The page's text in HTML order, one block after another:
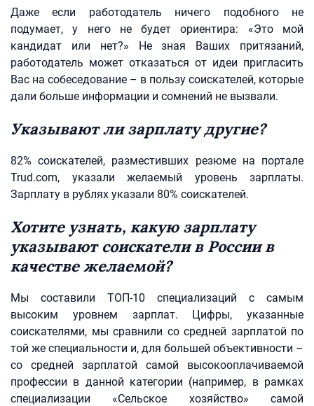
Даже если работодатель ничего подобного не
подумает, у него не будет ориентира: «Это мой
кандидат или нет?» Не зная Ваших притязаний,
работодатель может отказаться от идеи пригласить
Вас на собеседование – в пользу соискателей, которые
дали больше информации и сомнений не вызвали.
Указывают ли зарплату другие?
82% соискателей, разместивших резюме на портале
Trud.com, указали желаемый уровень зарплаты.
Зарплату в рублях указали 80% соискателей.
Хотите узнать, какую зарплату
указывают соискатели в России в
качестве желаемой?
Мы составили ТОП-10 специализаций с самым
высоким уровнем зарплат. Цифры, указанные
соискателями, мы сравнили со средней зарплатой по
той же специальности и, для большей объективности –
со средней зарплатой самой высокооплачиваемой
профессии в данной категории (например, в рамках
специализации «Сельское хозяйство» самой